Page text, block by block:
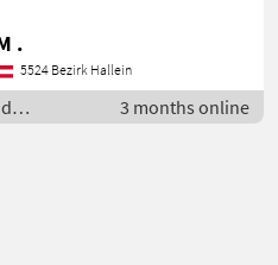
.
5524 Bezirk Hallein
/ Other
3 months online